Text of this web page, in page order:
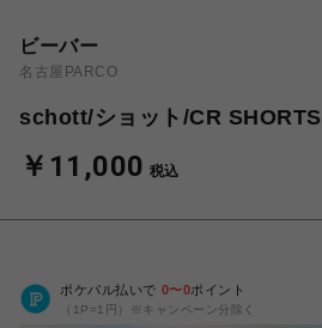
ビーバー
名古屋PARCO
schott/ショット/CR SHORTS
￥11,000 税込
ポケパル払いで 0〜0ポイント
（1P=1円）※キャンペーン分除く